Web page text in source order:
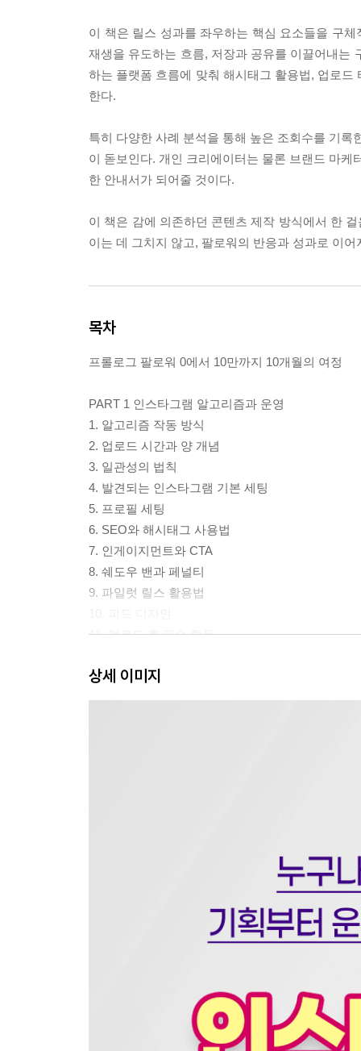
이 책은 릴스 성과를 좌우하는 핵심 요소들을 구
재생을 유도하는 흐름, 저장과 공유를 이끌어내는
하는 플랫폼 흐름에 맞춰 해시태그 활용법, 업로
한다.
특히 다양한 사례 분석을 통해 높은 조회수를 기
이 돋보인다. 개인 크리에이터는 물론 브랜드 마
한 안내서가 되어줄 것이다.
이 책은 감에 의존하던 콘텐츠 제작 방식에서 한
이는 데 그치지 않고, 팔로워의 반응과 성과로 이
목차
프롤로그 팔로워 0에서 10만까지 10개월의 여정
PART 1 인스타그램 알고리즘과 운영
1. 알고리즘 작동 방식
2. 업로드 시간과 양 개념
3. 일관성의 법칙
4. 발견되는 인스타그램 기본 세팅
5. 프로필 세팅
6. SEO와 해시태그 사용법
7. 인게이지먼트와 CTA
8. 쉐도우 밴과 페널티
9. 파일럿 릴스 활용법
11. 업로드 후 필수 활동
13. 인스타그램 CEO가 말하는 알고리즘
14. 기존 vs 요즘 인스타그램 알고리즘의 변화
6. 컨셉 기획 - 어떤 장르를 누가 어떻게
7. 영상 기획 1단계 - 스토리 + 에듀, 엔터, 다큐
8. 영상 기획 2단계 - 후킹 심화
9. 영상 기획 3단계 - 영상의 시작과 끝
12. 가볍지만 실용적인 영상 제작 팁
PART 3 팬덤 형성과 소통 전략
상세 이미지